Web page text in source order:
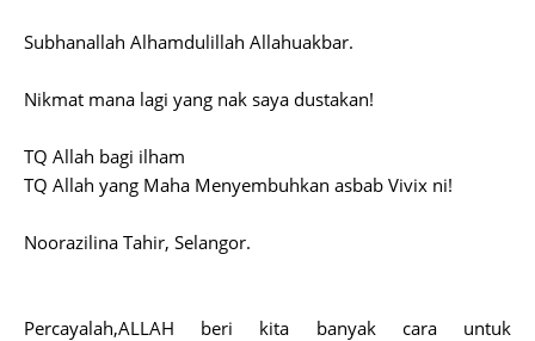
Subhanallah Alhamdulillah Allahuakbar.
Nikmat mana lagi yang nak saya dustakan!
TQ Allah bagi ilham
TQ Allah yang Maha Menyembuhkan asbab Vivix ni!
Noorazilina Tahir, Selangor.
Percayalah,ALLAH beri kita banyak cara untuk